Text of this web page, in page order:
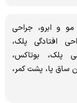
و ابرو، جراحی
افتادگی پلک،
پلک، بوتاکس،
ساق پا، پشت کمر،